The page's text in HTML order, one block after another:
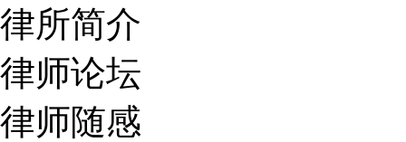
律所简介
律师论坛
律师随感